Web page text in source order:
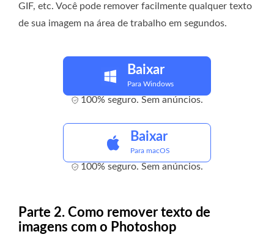
GIF, etc. Você pode remover facilmente qualquer texto
de sua imagem na área de trabalho em segundos.
Baixar
Para Windows
100% seguro. Sem anúncios.
Baixar
Para macOS
100% seguro. Sem anúncios.
Parte 2. Como remover texto de
imagens com o Photoshop